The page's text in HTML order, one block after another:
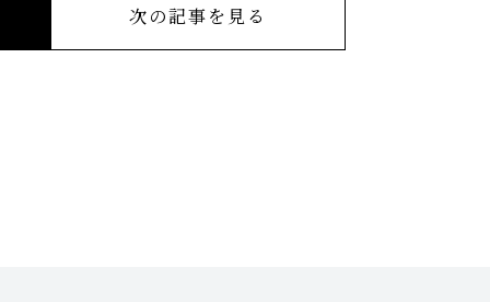
次の記事を見る